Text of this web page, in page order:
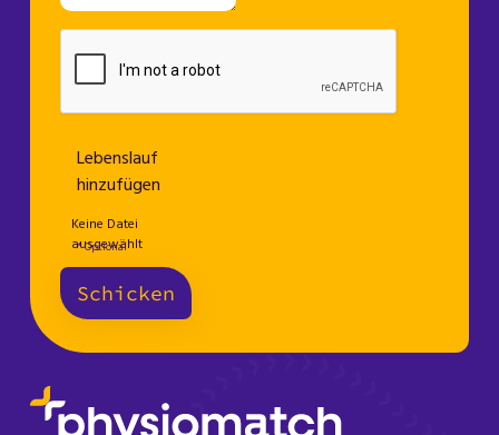
Lebenslauf
hinzufügen
Keine Datei
ausgewählt
Schicken
* Optional